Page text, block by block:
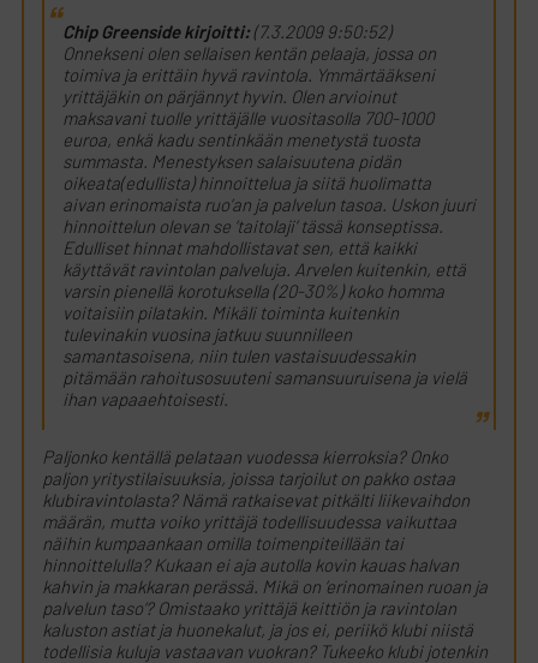
Chip Greenside kirjoitti:(7.3.2009 9:50:52)
Onnekseni olen sellaisen kentän pelaaja, jossa on
toimiva ja erittäin hyvä ravintola. Ymmärtääkseni
yrittäjäkin on pärjännyt hyvin. Olen arvioinut
maksavani tuolle yrittäjälle vuositasolla 700-1000
euroa, enkä kadu sentinkään menetystä tuosta
summasta. Menestyksen salaisuutena pidän
oikeata(edullista) hinnoittelua ja siitä huolimatta
aivan erinomaista ruo’an ja palvelun tasoa. Uskon juuri
hinnoittelun olevan se ’taitolaji’ tässä konseptissa.
Edulliset hinnat mahdollistavat sen, että kaikki
käyttävät ravintolan palveluja. Arvelen kuitenkin, että
varsin pienellä korotuksella (20-30%) koko homma
voitaisiin pilatakin. Mikäli toiminta kuitenkin
tulevinakin vuosina jatkuu suunnilleen
samantasoisena, niin tulen vastaisuudessakin
pitämään rahoitusosuuteni samansuuruisena ja vielä
ihan vapaaehtoisesti.
Paljonko kentällä pelataan vuodessa kierroksia? Onko
paljon yritystilaisuuksia, joissa tarjoilut on pakko ostaa
klubiravintolasta? Nämä ratkaisevat pitkälti liikevaihdon
määrän, mutta voiko yrittäjä todellisuudessa vaikuttaa
näihin kumpaankaan omilla toimenpiteillään tai
hinnoittelulla? Kukaan ei aja autolla kovin kauas halvan
kahvin ja makkaran perässä. Mikä on ’erinomainen ruoan ja
palvelun taso’? Omistaako yrittäjä keittiön ja ravintolan
kaluston astiat ja huonekalut, ja jos ei, periikö klubi niistä
todellisia kuluja vastaavan vuokran? Tukeeko klubi jotenkin